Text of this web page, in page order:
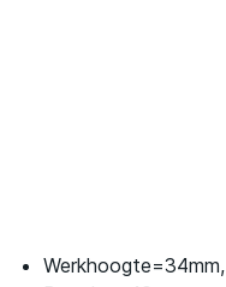
Werkhoogte=34mm,